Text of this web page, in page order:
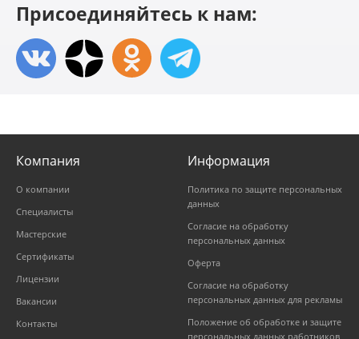
Присоединяйтесь к нам:
Компания
О компании
Специалисты
Мастерские
Сертификаты
Лицензии
Вакансии
Контакты
Информация
Политика по защите персональных
данных
Согласие на обработку
персональных данных
Оферта
Согласие на обработку
персональных данных для рекламы
Положение об обработке и защите
персональных данных работников